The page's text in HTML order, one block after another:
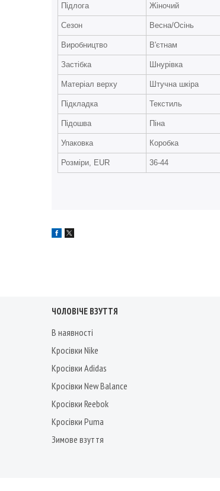
Підлога Жіночий
Сезон Весна/Осінь
Виробництво В'єтнам
Застібка Шнурівка
Матеріал верху Штучна шкіра
Підкладка Текстиль
Підошва Піна
Упаковка Коробка
Розміри, EUR 36-44
ЧОЛОВІЧЕ ВЗУТТЯ
В наявності
Кросівки Nike
Кросівки Adidas
Кросівки New Balance
Кросівки Reebok
Кросівки Puma
Зимове взуття